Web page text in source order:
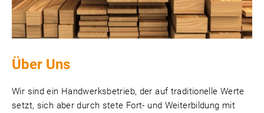
Über Uns
Wir sind ein Handwerksbetrieb, der auf traditionelle Werte
setzt, sich aber durch stete Fort- und Weiterbildung mit